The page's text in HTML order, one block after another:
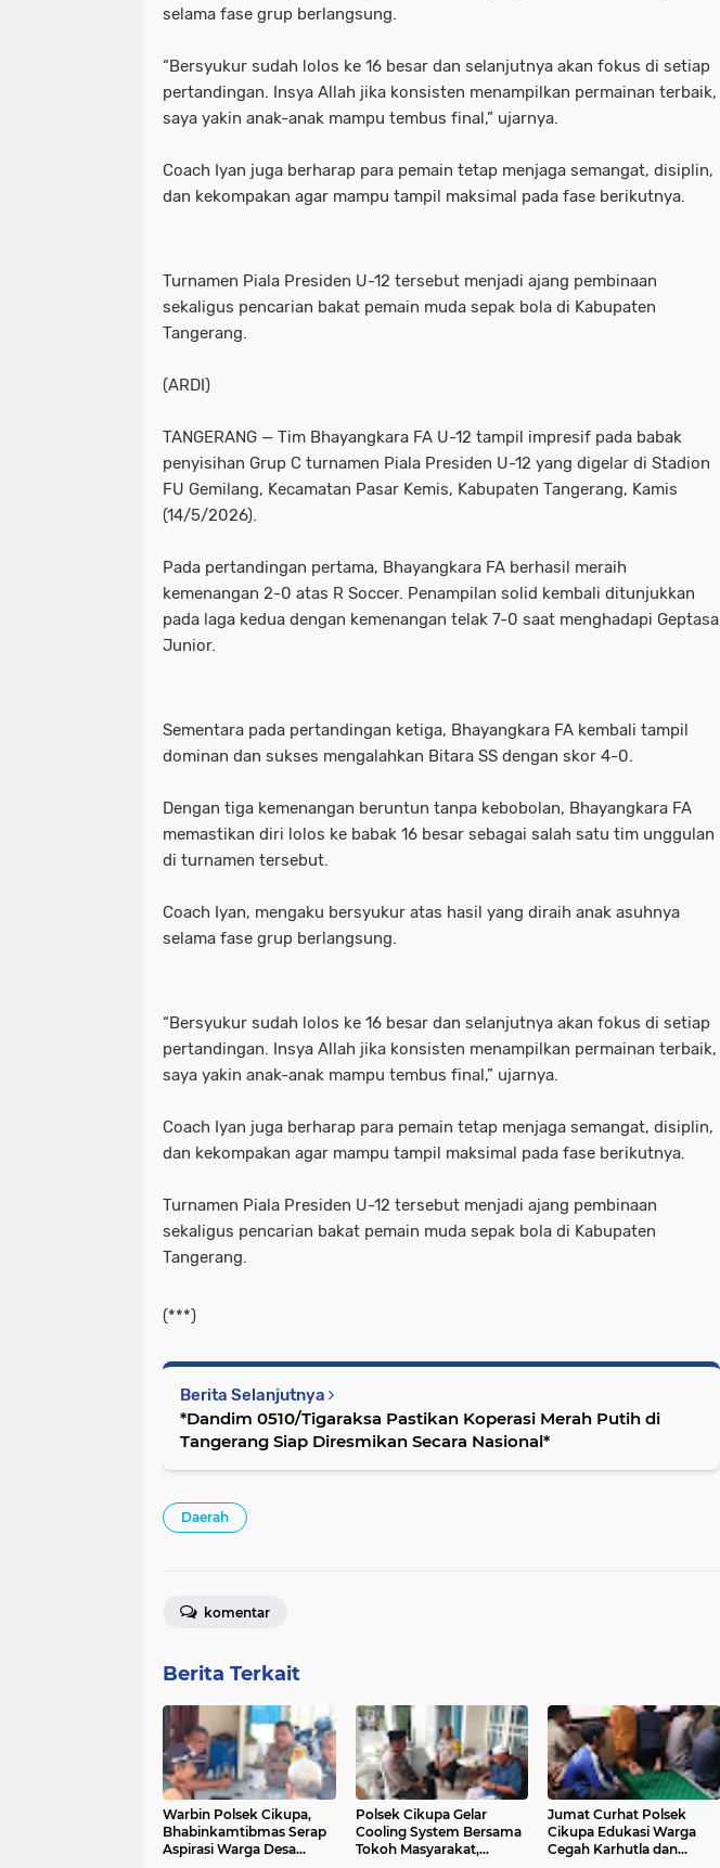
selama fase grup berlangsung.
“Bersyukur sudah lolos ke 16 besar dan selanjutnya akan fokus di setiap
pertandingan. Insya Allah jika konsisten menampilkan permainan terbaik,
saya yakin anak-anak mampu tembus final,” ujarnya.
Coach Iyan juga berharap para pemain tetap menjaga semangat, disiplin,
dan kekompakan agar mampu tampil maksimal pada fase berikutnya.
Turnamen Piala Presiden U-12 tersebut menjadi ajang pembinaan
sekaligus pencarian bakat pemain muda sepak bola di Kabupaten
Tangerang.
(ARDI)
TANGERANG — Tim Bhayangkara FA U-12 tampil impresif pada babak
penyisihan Grup C turnamen Piala Presiden U-12 yang digelar di Stadion
FU Gemilang, Kecamatan Pasar Kemis, Kabupaten Tangerang, Kamis
(14/5/2026).
Pada pertandingan pertama, Bhayangkara FA berhasil meraih
kemenangan 2-0 atas R Soccer. Penampilan solid kembali ditunjukkan
pada laga kedua dengan kemenangan telak 7-0 saat menghadapi Geptasa
Junior.
Sementara pada pertandingan ketiga, Bhayangkara FA kembali tampil
dominan dan sukses mengalahkan Bitara SS dengan skor 4-0.
Dengan tiga kemenangan beruntun tanpa kebobolan, Bhayangkara FA
memastikan diri lolos ke babak 16 besar sebagai salah satu tim unggulan
di turnamen tersebut.
Coach Iyan, mengaku bersyukur atas hasil yang diraih anak asuhnya
selama fase grup berlangsung.
“Bersyukur sudah lolos ke 16 besar dan selanjutnya akan fokus di setiap
pertandingan. Insya Allah jika konsisten menampilkan permainan terbaik,
saya yakin anak-anak mampu tembus final,” ujarnya.
Coach Iyan juga berharap para pemain tetap menjaga semangat, disiplin,
dan kekompakan agar mampu tampil maksimal pada fase berikutnya.
Turnamen Piala Presiden U-12 tersebut menjadi ajang pembinaan
sekaligus pencarian bakat pemain muda sepak bola di Kabupaten
Tangerang.
(***)
Berita Selanjutnya
*Dandim 0510/Tigaraksa Pastikan Koperasi Merah Putih di
Tangerang Siap Diresmikan Secara Nasional*
Daerah
komentar
Berita Terkait
Warbin Polsek Cikupa,
Bhabinkamtibmas Serap
Aspirasi Warga Desa
Polsek Cikupa Gelar
Cooling System Bersama
Tokoh Masyarakat,
Jumat Curhat Polsek
Cikupa Edukasi Warga
Cegah Karhutla dan